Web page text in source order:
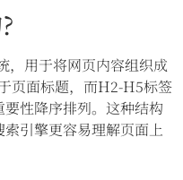
用于将网页内容组织成
页面标题，而H2-H5标签
性降序排列。这种结构
引擎更容易理解页面上